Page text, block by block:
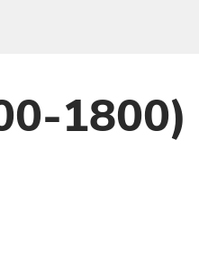
1800)